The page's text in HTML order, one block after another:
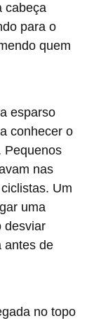
cabeça
para o
quem
esparso
conhecer o
Pequenos
nas
Um
uma
desviar
antes de
no topo